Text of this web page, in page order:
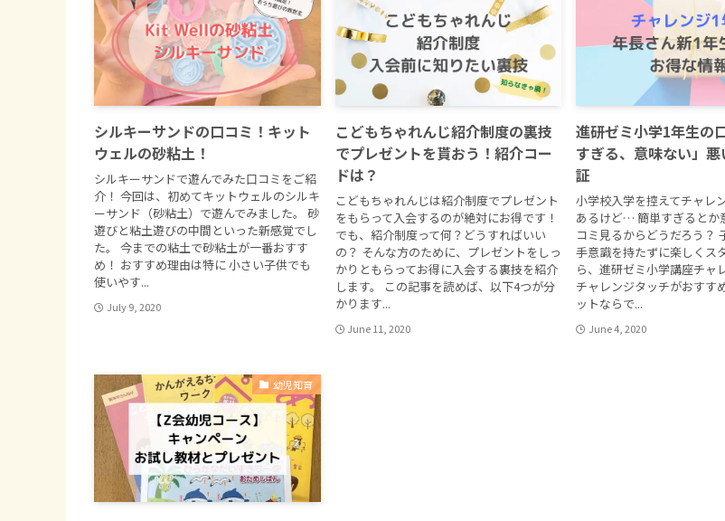
シルキーサンドの口コミ！キット
ウェルの砂粘土！
シルキーサンドで遊んでみた口コミをご紹
介！ 今回は、初めてキットウェルのシルキ
ーサンド（砂粘土）で遊んでみました。 砂
遊びと粘土遊びの中間といった新感覚でし
た。 今までの粘土で砂粘土が一番おすす
め！ おすすめ理由は特に 小さい子供でも
使いやす...
July 9, 2020
こどもちゃれんじ紹介制度の裏技
でプレゼントを貰おう！紹介コー
ドは？
こどもちゃれんじは紹介制度でプレゼント
をもらって入会するのが絶対にお得です！
でも、紹介制度って何？どうすればいい
の？ そんな方のために、プレゼントをしっ
かりともらってお得に入会する裏技を紹介
します。 この記事を読めば、以下4つが分
かります...
June 11, 2020
進研ゼミ小学1年生の
すぎる、意味ない」
証
小学校入学を控えてチャレ
あるけど… 簡単すぎるとか
コミ見るからどうだろう？
手意識を持たずに楽しくス
ら、進研ゼミ小学講座チャ
チャレンジタッチがおすす
ットならで...
June 4, 2020
幼児知育